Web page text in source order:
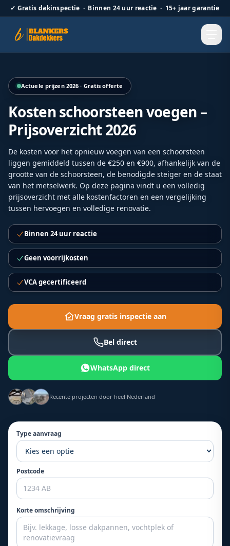
✓ Gratis dakinspectie · Binnen 24 uur reactie · 15+ jaar garantie
Actuele prijzen 2026 · Gratis offerte
Kosten schoorsteen voegen –
Prijsoverzicht 2026
De kosten voor het opnieuw voegen van een schoorsteen
liggen gemiddeld tussen de €250 en €900, afhankelijk van de
grootte van de schoorsteen, de benodigde steiger en de staat
van het metselwerk. Op deze pagina vindt u een volledig
prijsoverzicht met alle kostenfactoren en een vergelijking
tussen hervoegen en volledige renovatie.
Binnen 24 uur reactie
Geen voorrijkosten
VCA gecertificeerd
Vraag gratis inspectie aan
Bel direct
WhatsApp direct
Recente projecten door heel Nederland
Type aanvraag
Postcode
Korte omschrijving